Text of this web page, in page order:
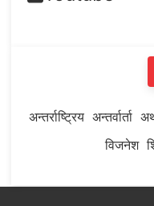
अन्तर्राष्ट्रिय अन्तर्वार्ता
विजनेश